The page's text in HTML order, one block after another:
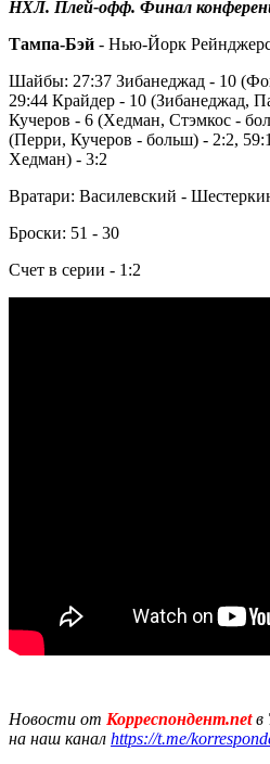
НХЛ. Плей-офф. Финал
Тампа-Бэй - Нью-Йорк
Шайбы: 27:37 Зибанеджад - 10
29:44 Крайдер - 10 (Зибанеджад,
Кучеров - 6 (Хедман, Стэмкос -
(Перри, Кучеров - больш) - 2:2,
Хедман) - 3:2
Вратари: Василевский -
Броски: 51 - 30
Счет в серии - 1:2
Новости от Корреспондент.netв
на наш канал https://t.me/